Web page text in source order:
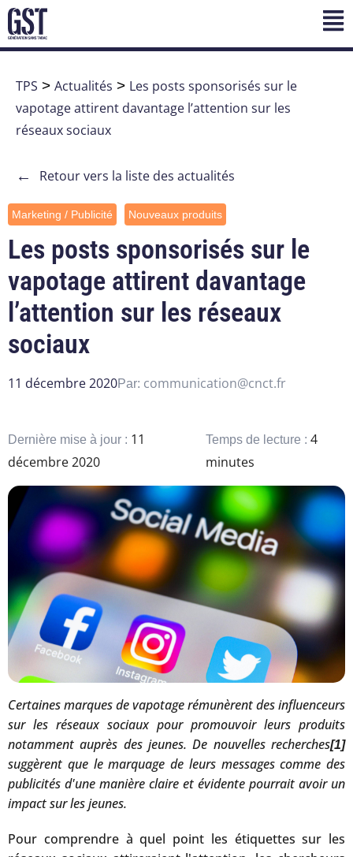
TPS > Actualités > Les posts sponsorisés sur le
vapotage attirent davantage l’attention sur les
réseaux sociaux
← Retour vers la liste des actualités
Marketing / Publicité Nouveaux produits
Les posts sponsorisés sur le
vapotage attirent davantage
l’attention sur les réseaux
sociaux
11 décembre 2020Par: communication@cnct.fr
Dernière mise à jour : 11
décembre 2020
Temps de lecture :4
minutes
Certaines marques de vapotage rémunèrent des influenceurs
sur les réseaux sociaux pour promouvoir leurs produits
notamment auprès des jeunes. De nouvelles recherches[1]
suggèrent que le marquage de leurs messages comme des
publicités d'une manière claire et évidente pourrait avoir un
impact sur les jeunes.
Pour comprendre à quel point les étiquettes sur les